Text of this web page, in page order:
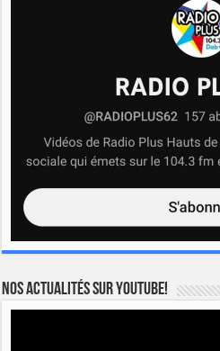
Nos actualités sur YOUTUBE!